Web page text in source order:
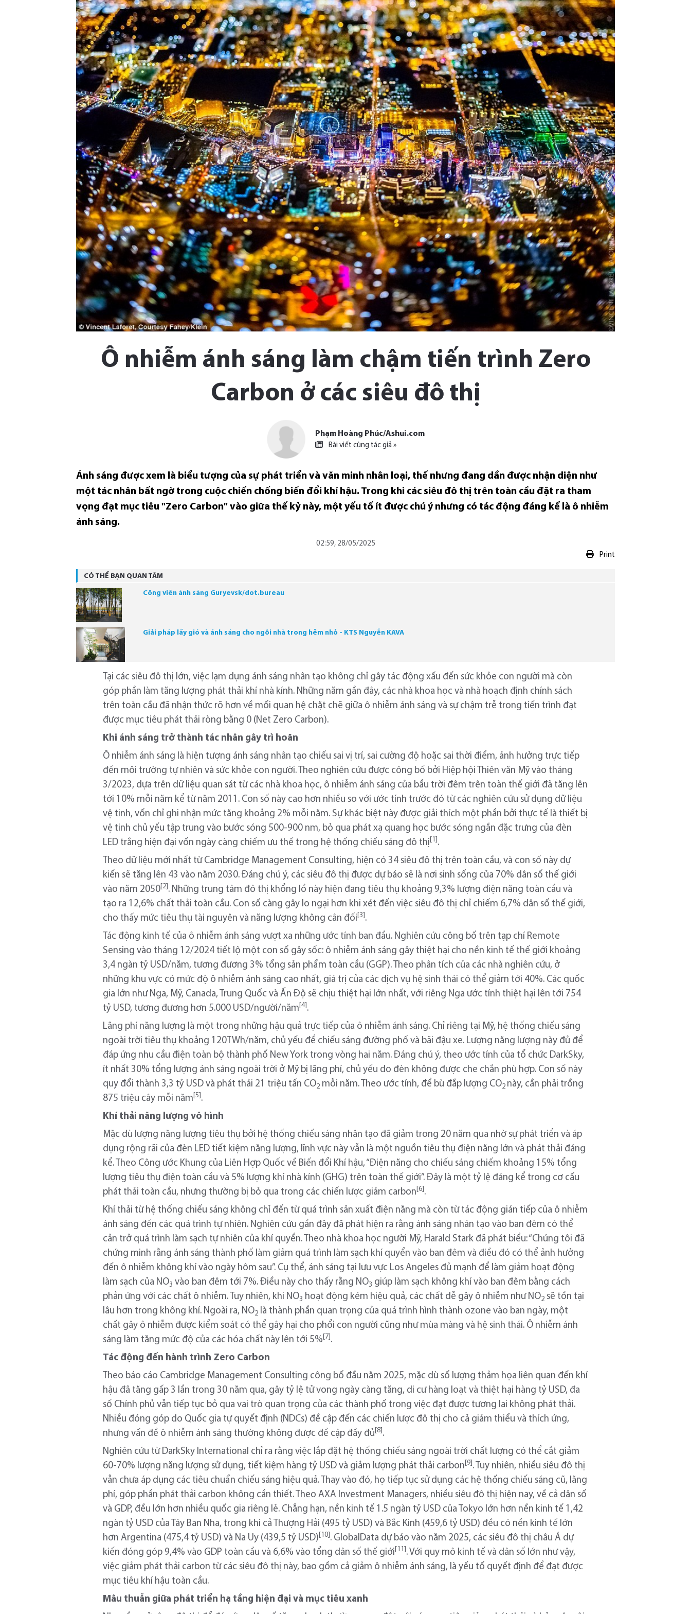
Ô nhiễm ánh sáng làm chậm tiến trình Zero
Carbon ở các siêu đô thị
Phạm Hoàng Phúc/Ashui.com
Bài viết cùng tác giả »
Ánh sáng được xem là biểu tượng của sự phát triển và văn minh nhân loại, thế nhưng đang dần được nhận diện như
một tác nhân bất ngờ trong cuộc chiến chống biến đổi khí hậu. Trong khi các siêu đô thị trên toàn cầu đặt ra tham
vọng đạt mục tiêu "Zero Carbon" vào giữa thế kỷ này, một yếu tố ít được chú ý nhưng có tác động đáng kể là ô nhiễm
ánh sáng.
02:59, 28/05/2025
Print
CÓ THỂ BẠN QUAN TÂM
Công viên ánh sáng Guryevsk/dot.bureau
Giải pháp lấy gió và ánh sáng cho ngôi nhà trong hẻm nhỏ - KTS Nguyễn KAVA
Tại các siêu đô thị lớn, việc lạm dụng ánh sáng nhân tạo không chỉ gây tác động xấu đến sức khỏe con người mà còn
góp phần làm tăng lượng phát thải khí nhà kính. Những năm gần đây, các nhà khoa học và nhà hoạch định chính sách
trên toàn cầu đã nhận thức rõ hơn về mối quan hệ chặt chẽ giữa ô nhiễm ánh sáng và sự chậm trễ trong tiến trình đạt
được mục tiêu phát thải ròng bằng 0 (Net Zero Carbon).
Khi ánh sáng trở thành tác nhân gây trì hoãn
Ô nhiễm ánh sáng là hiện tượng ánh sáng nhân tạo chiếu sai vị trí, sai cường độ hoặc sai thời điểm, ảnh hưởng trực tiếp
đến môi trường tự nhiên và sức khỏe con người. Theo nghiên cứu được công bố bởi Hiệp hội Thiên văn Mỹ vào tháng
3/2023, dựa trên dữ liệu quan sát từ các nhà khoa học, ô nhiễm ánh sáng của bầu trời đêm trên toàn thế giới đã tăng lên
tới 10% mỗi năm kể từ năm 2011. Con số này cao hơn nhiều so với ước tính trước đó từ các nghiên cứu sử dụng dữ liệu
vệ tinh, vốn chỉ ghi nhận mức tăng khoảng 2% mỗi năm. Sự khác biệt này được giải thích một phần bởi thực tế là thiết bị
vệ tinh chủ yếu tập trung vào bước sóng 500-900 nm, bỏ qua phát xạ quang học bước sóng ngắn đặc trưng của đèn
LED trắng hiện đại vốn ngày càng chiếm ưu thế trong hệ thống chiếu sáng đô thị [1] .
Theo dữ liệu mới nhất từ Cambridge Management Consulting, hiện có 34 siêu đô thị trên toàn cầu, và con số này dự
kiến sẽ tăng lên 43 vào năm 2030. Đáng chú ý, các siêu đô thị được dự báo sẽ là nơi sinh sống của 70% dân số thế giới
vào năm 2050 [2] . Những trung tâm đô thị khổng lồ này hiện đang tiêu thụ khoảng 9,3% lượng điện năng toàn cầu và
tạo ra 12,6% chất thải toàn cầu. Con số càng gây lo ngại hơn khi xét đến việc siêu đô thị chỉ chiếm 6,7% dân số thế giới,
cho thấy mức tiêu thụ tài nguyên và năng lượng không cân đối [3] .
Tác động kinh tế của ô nhiễm ánh sáng vượt xa những ước tính ban đầu. Nghiên cứu công bố trên tạp chí Remote
Sensing vào tháng 12/2024 tiết lộ một con số gây sốc: ô nhiễm ánh sáng gây thiệt hại cho nền kinh tế thế giới khoảng
3,4 ngàn tỷ USD/năm, tương đương 3% tổng sản phẩm toàn cầu (GGP). Theo phân tích của các nhà nghiên cứu, ở
những khu vực có mức độ ô nhiễm ánh sáng cao nhất, giá trị của các dịch vụ hệ sinh thái có thể giảm tới 40%. Các quốc
gia lớn như Nga, Mỹ, Canada, Trung Quốc và Ấn Độ sẽ chịu thiệt hại lớn nhất, với riêng Nga ước tính thiệt hại lên tới 754
tỷ USD, tương đương hơn 5.000 USD/người/năm [4] .
Lãng phí năng lượng là một trong những hậu quả trực tiếp của ô nhiễm ánh sáng. Chỉ riêng tại Mỹ, hệ thống chiếu sáng
ngoài trời tiêu thụ khoảng 120TWh/năm, chủ yếu để chiếu sáng đường phố và bãi đậu xe. Lượng năng lượng này đủ để
đáp ứng nhu cầu điện toàn bộ thành phố New York trong vòng hai năm. Đáng chú ý, theo ước tính của tổ chức DarkSky,
ít nhất 30% tổng lượng ánh sáng ngoài trời ở Mỹ bị lãng phí, chủ yếu do đèn không được che chắn phù hợp. Con số này
quy đổi thành 3,3 tỷ USD và phát thải 21 triệu tấn CO2 mỗi năm. Theo ước tính, để bù đắp lượng CO2 này, cần phải trồng
875 triệu cây mỗi năm [5] .
Khí thải năng lượng vô hình
Mặc dù lượng năng lượng tiêu thụ bởi hệ thống chiếu sáng nhân tạo đã giảm trong 20 năm qua nhờ sự phát triển và áp
dụng rộng rãi của đèn LED tiết kiệm năng lượng, lĩnh vực này vẫn là một nguồn tiêu thụ điện năng lớn và phát thải đáng
kể. Theo Công ước Khung của Liên Hợp Quốc về Biến đổi Khí hậu, “Điện năng cho chiếu sáng chiếm khoảng 15% tổng
lượng tiêu thụ điện toàn cầu và 5% lượng khí nhà kính (GHG) trên toàn thế giới”. Đây là một tỷ lệ đáng kể trong cơ cấu
phát thải toàn cầu, nhưng thường bị bỏ qua trong các chiến lược giảm carbon [6] .
Khí thải từ hệ thống chiếu sáng không chỉ đến từ quá trình sản xuất điện năng mà còn từ tác động gián tiếp của ô nhiễm
ánh sáng đến các quá trình tự nhiên. Nghiên cứu gần đây đã phát hiện ra rằng ánh sáng nhân tạo vào ban đêm có thể
cản trở quá trình làm sạch tự nhiên của khí quyển. Theo nhà khoa học người Mỹ, Harald Stark đã phát biểu: “Chúng tôi đã
chứng minh rằng ánh sáng thành phố làm giảm quá trình làm sạch khí quyển vào ban đêm và điều đó có thể ảnh hưởng
đến ô nhiễm không khí vào ngày hôm sau”. Cụ thể, ánh sáng tại lưu vực Los Angeles đủ mạnh để làm giảm hoạt động
làm sạch của NO3 vào ban đêm tới 7%. Điều này cho thấy rằng NO3 giúp làm sạch không khí vào ban đêm bằng cách
phản ứng với các chất ô nhiễm. Tuy nhiên, khi NO3 hoạt động kém hiệu quả, các chất dễ gây ô nhiễm như NO2 sẽ tồn tại
lâu hơn trong không khí. Ngoài ra, NO2 là thành phần quan trọng của quá trình hình thành ozone vào ban ngày, một
chất gây ô nhiễm được kiểm soát có thể gây hại cho phổi con người cũng như mùa màng và hệ sinh thái. Ô nhiễm ánh
sáng làm tăng mức độ của các hóa chất này lên tới 5% [7] .
Tác động đến hành trình Zero Carbon
Theo báo cáo Cambridge Management Consulting công bố đầu năm 2025, mặc dù số lượng thảm họa liên quan đến khí
hậu đã tăng gấp 3 lần trong 30 năm qua, gây tỷ lệ tử vong ngày càng tăng, di cư hàng loạt và thiệt hại hàng tỷ USD, đa
số Chính phủ vẫn tiếp tục bỏ qua vai trò quan trọng của các thành phố trong việc đạt được tương lai không phát thải.
Nhiều đóng góp do Quốc gia tự quyết định (NDCs) đề cập đến các chiến lược đô thị cho cả giảm thiểu và thích ứng,
nhưng vấn đề ô nhiễm ánh sáng thường không được đề cập đầy đủ [8] .
Nghiên cứu từ DarkSky International chỉ ra rằng việc lắp đặt hệ thống chiếu sáng ngoài trời chất lượng có thể cắt giảm
60-70% lượng năng lượng sử dụng, tiết kiệm hàng tỷ USD và giảm lượng phát thải carbon [9] . Tuy nhiên, nhiều siêu đô thị
vẫn chưa áp dụng các tiêu chuẩn chiếu sáng hiệu quả. Thay vào đó, họ tiếp tục sử dụng các hệ thống chiếu sáng cũ, lãng
phí, góp phần phát thải carbon không cần thiết. Theo AXA Investment Managers, nhiều siêu đô thị hiện nay, về cả dân số
và GDP, đều lớn hơn nhiều quốc gia riêng lẻ. Chẳng hạn, nền kinh tế 1.5 ngàn tỷ USD của Tokyo lớn hơn nền kinh tế 1,42
ngàn tỷ USD của Tây Ban Nha, trong khi cả Thượng Hải (495 tỷ USD) và Bắc Kinh (459,6 tỷ USD) đều có nền kinh tế lớn
hơn Argentina (475,4 tỷ USD) và Na Uy (439,5 tỷ USD) [10] . GlobalData dự báo vào năm 2025, các siêu đô thị châu Á dự
kiến đóng góp 9,4% vào GDP toàn cầu và 6,6% vào tổng dân số thế giới [11] . Với quy mô kinh tế và dân số lớn như vậy,
việc giảm phát thải carbon từ các siêu đô thị này, bao gồm cả giảm ô nhiễm ánh sáng, là yếu tố quyết định để đạt được
mục tiêu khí hậu toàn cầu.
Mâu thuẫn giữa phát triển hạ tầng hiện đại và mục tiêu xanh